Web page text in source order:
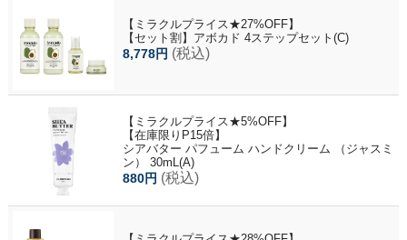
【ミラクルプライス★27%OFF】
【セット割】アボカド 4ステップセット(C)
8,778円 (税込)
【ミラクルプライス★5%OFF】
【在庫限りP15倍】
シアバター パフューム ハンドクリーム （ジャスミ
ン） 30mL(A)
880円 (税込)